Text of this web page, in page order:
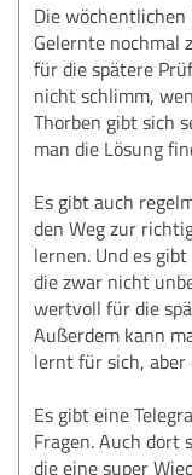
Die wöchentlichen
Gelernte nochmal
für die spätere
nicht schlimm,
Thorben gibt sich
man die Lösung
Es gibt auch
den Weg zur
lernen. Und es
die zwar nicht
wertvoll für die
Außerdem kann
lernt für sich, aber
Es gibt eine
Fragen. Auch dort
die eine super